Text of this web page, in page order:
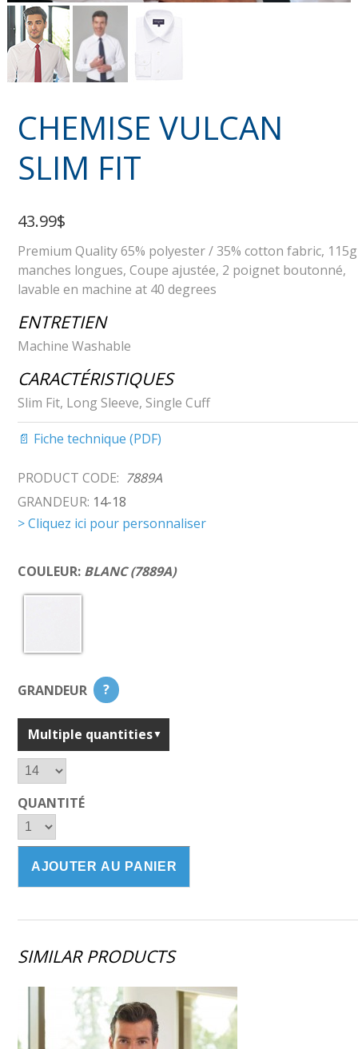
CHEMISE VULCAN
SLIM FIT
43.99$
Premium Quality 65% polyester / 35% cotton fabric, 115g
manches longues, Coupe ajustée, 2 poignet boutonné,
lavable en machine at 40 degrees
ENTRETIEN
Machine Washable
CARACTÉRISTIQUES
Slim Fit, Long Sleeve, Single Cuff
📄 Fiche technique (PDF)
PRODUCT CODE: 7889A
GRANDEUR: 14-18
> Cliquez ici pour personnaliser
COULEUR: BLANC (7889A)
GRANDEUR ?
Multiple quantities
QUANTITÉ
SIMILAR PRODUCTS